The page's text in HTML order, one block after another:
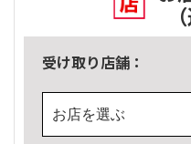
受け取り店舗：
お店を選ぶ